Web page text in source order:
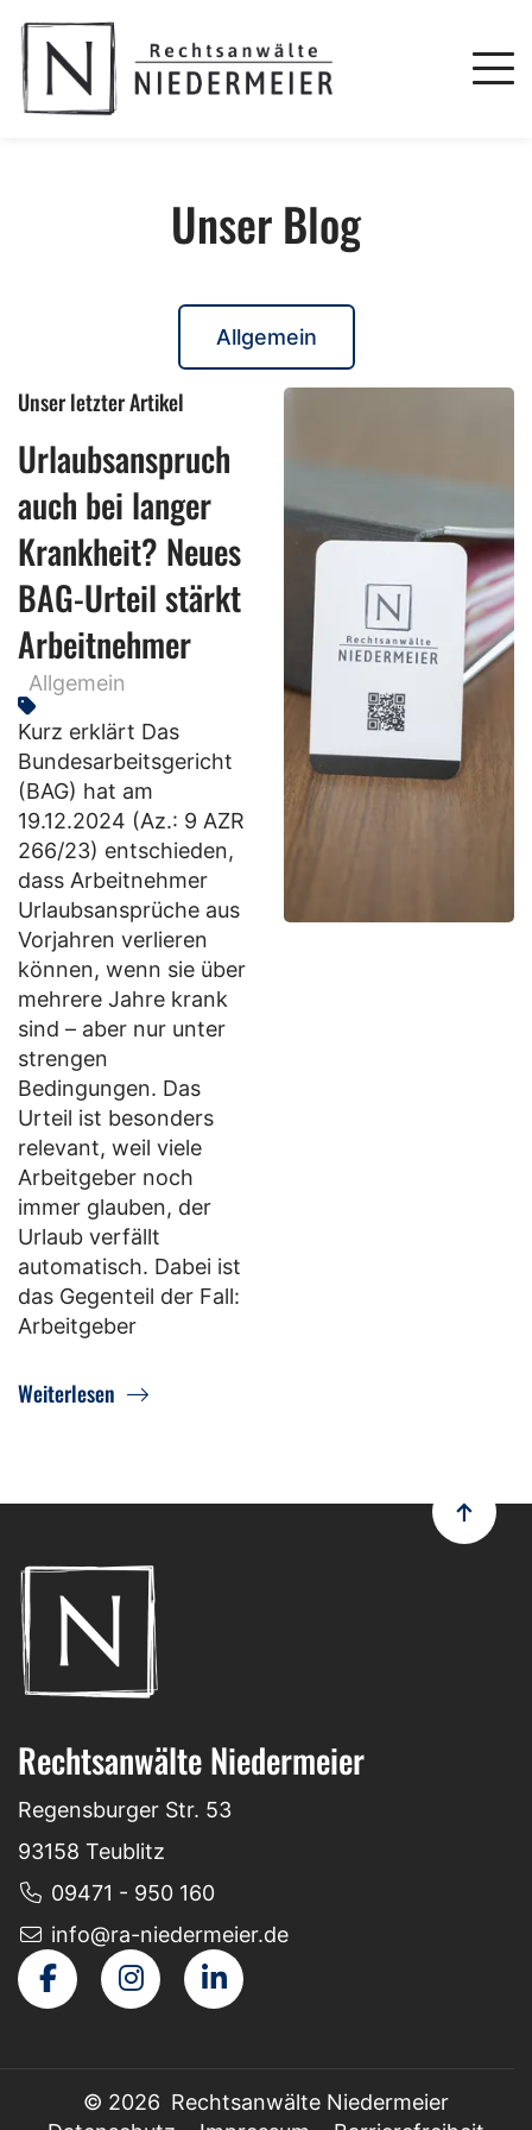
Unser Blog
Allgemein
Unser letzter Artikel
Urlaubsanspruch
auch bei langer
Krankheit? Neues
BAG-Urteil stärkt
Arbeitnehmer
Allgemein
Kurz erklärt Das
Bundesarbeitsgericht
(BAG) hat am
19.12.2024 (Az.: 9 AZR
266/23) entschieden,
dass Arbeitnehmer
Urlaubsansprüche aus
Vorjahren verlieren
können, wenn sie über
mehrere Jahre krank
sind – aber nur unter
strengen
Bedingungen. Das
Urteil ist besonders
relevant, weil viele
Arbeitgeber noch
immer glauben, der
Urlaub verfällt
automatisch. Dabei ist
das Gegenteil der Fall:
Arbeitgeber
Weiterlesen
Rechtsanwälte Niedermeier
Regensburger Str. 53
93158 Teublitz
09471 - 950 160
info@ra-niedermeier.de
facebookinstagramlinkedin
© 2026 Rechtsanwälte Niedermeier